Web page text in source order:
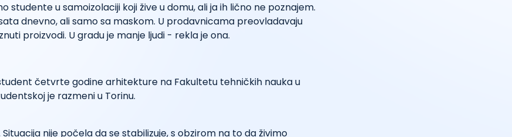
studente u samoizolaciji koji žive u domu, ali ja ih lično ne poznajem.
dnevno, ali samo sa maskom. U prodavnicama preovladavaju
proizvodi. U gradu je manje ljudi - rekla je ona.
četvrte godine arhitekture na Fakultetu tehničkih nauka u
je razmeni u Torinu.
nije počela da se stabilizuje, s obzirom na to da živimo